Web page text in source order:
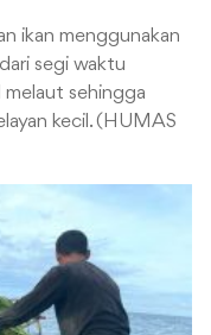
ikan menggunakan
segi waktu
melaut sehingga
kecil. (HUMAS